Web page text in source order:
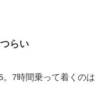
らい
7時間乗って着くのは